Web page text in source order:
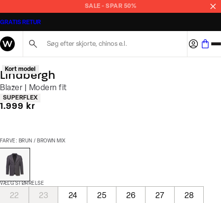
SALE - SPAR 50%
GRATIS RETUR
Kort model
Lindbergh
Blazer | Modern fit
Produkt egenskaber
SUPERFLEX
I alt (inkl. rabat)
1.999 kr
FARVE: BRUN / BROWN MIX
VÆLG STØRRELSE
22 23 24 25 26 27 28